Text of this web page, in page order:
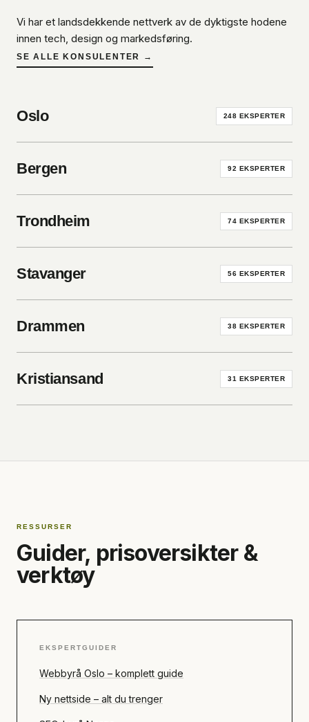
Vi har et landsdekkende nettverk av de dyktigste hodene
innen tech, design og markedsføring.
SE ALLE KONSULENTER →
Oslo 248 EKSPERTER
Bergen 92 EKSPERTER
Trondheim 74 EKSPERTER
Stavanger 56 EKSPERTER
Drammen 38 EKSPERTER
Kristiansand 31 EKSPERTER
RESSURSER
Guider, prisoversikter &
verktøy
EKSPERTGUIDER
Webbyrå Oslo – komplett guide
Ny nettside – alt du trenger